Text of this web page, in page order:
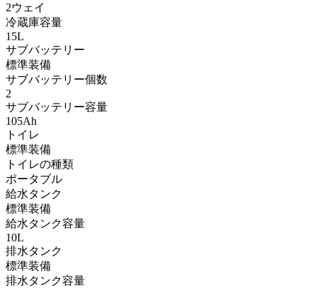
2ウェイ
冷蔵庫容量
15L
サブバッテリー
標準装備
サブバッテリー個数
2
サブバッテリー容量
105Ah
トイレ
標準装備
トイレの種類
ポータブル
給水タンク
標準装備
給水タンク容量
10L
排水タンク
標準装備
排水タンク容量